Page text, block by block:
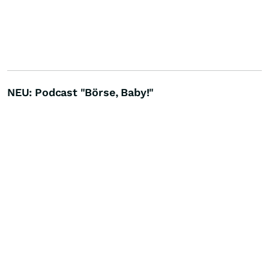
NEU: Podcast "Börse, Baby!"